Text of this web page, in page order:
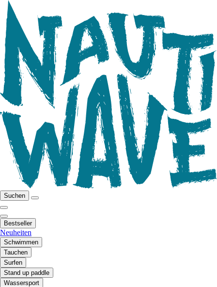
Suchen
Bestseller
Neuheiten
Schwimmen
Tauchen
Surfen
Stand up paddle
Wassersport